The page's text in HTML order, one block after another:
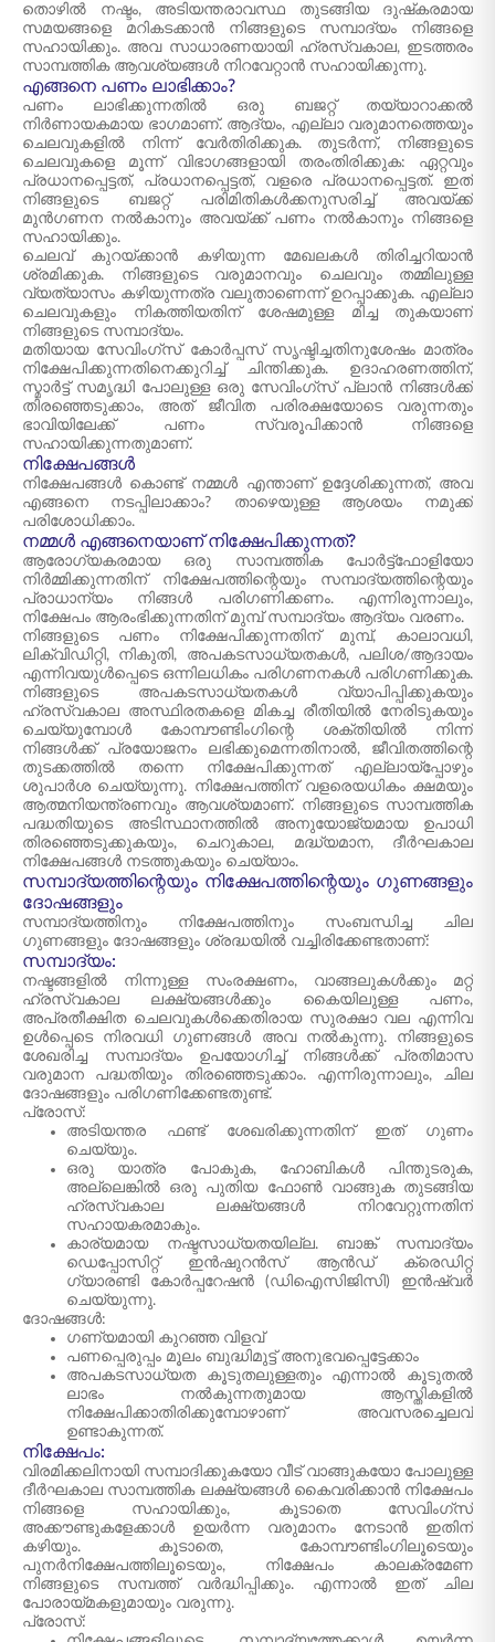
തൊഴിൽ നഷ്ടം, അടിയന്തരാവസ്ഥ തുടങ്ങിയ ദുഷ്‌കരമായ
സമയങ്ങളെ മറികടക്കാൻ നിങ്ങളുടെ സമ്പാദ്യം നിങ്ങളെ
സഹായിക്കും. അവ സാധാരണയായി ഹ്രസ്വകാല, ഇടത്തരം
സാമ്പത്തിക ആവശ്യങ്ങൾ നിറവേറ്റാൻ സഹായിക്കുന്നു.
എങ്ങനെ പണം ലാഭിക്കാം?
പണം ലാഭിക്കുന്നതിൽ ഒരു ബജറ്റ് തയ്യാറാക്കൽ
നിർണായകമായ ഭാഗമാണ്. ആദ്യം, എല്ലാ വരുമാനത്തെയും
ചെലവുകളിൽ നിന്ന് വേർതിരിക്കുക. തുടർന്ന്, നിങ്ങളുടെ
ചെലവുകളെ മൂന്ന് വിഭാഗങ്ങളായി തരംതിരിക്കുക: ഏറ്റവും
പ്രധാനപ്പെട്ടത്, പ്രധാനപ്പെട്ടത്, വളരെ പ്രധാനപ്പെട്ടത്. ഇത്
നിങ്ങളുടെ ബജറ്റ് പരിമിതികൾക്കനുസരിച്ച് അവയ്ക്ക്
മുൻഗണന നൽകാനും അവയ്ക്ക് പണം നൽകാനും നിങ്ങളെ
സഹായിക്കും.
ചെലവ് കുറയ്ക്കാൻ കഴിയുന്ന മേഖലകൾ തിരിച്ചറിയാൻ
ശ്രമിക്കുക. നിങ്ങളുടെ വരുമാനവും ചെലവും തമ്മിലുള്ള
വ്യത്യാസം കഴിയുന്നത്ര വലുതാണെന്ന് ഉറപ്പാക്കുക. എല്ലാ
ചെലവുകളും നികത്തിയതിന് ശേഷമുള്ള മിച്ച തുകയാണ്
നിങ്ങളുടെ സമ്പാദ്യം.
മതിയായ സേവിംഗ്സ് കോർപ്പസ് സൃഷ്ടിച്ചതിനുശേഷം മാത്രം
നിക്ഷേപിക്കുന്നതിനെക്കുറിച്ച് ചിന്തിക്കുക. ഉദാഹരണത്തിന്,
സ്മാർട്ട് സമൃദ്ധി പോലുള്ള ഒരു സേവിംഗ്സ് പ്ലാൻ നിങ്ങൾക്ക്
തിരഞ്ഞെടുക്കാം, അത് ജീവിത പരിരക്ഷയോടെ വരുന്നതും
ഭാവിയിലേക്ക് പണം സ്വരൂപിക്കാൻ നിങ്ങളെ
സഹായിക്കുന്നതുമാണ്.
നിക്ഷേപങ്ങൾ
നിക്ഷേപങ്ങൾ കൊണ്ട് നമ്മൾ എന്താണ് ഉദ്ദേശിക്കുന്നത്, അവ
എങ്ങനെ നടപ്പിലാക്കാം? താഴെയുള്ള ആശയം നമുക്ക്
പരിശോധിക്കാം.
നമ്മൾ എങ്ങനെയാണ് നിക്ഷേപിക്കുന്നത്?
ആരോഗ്യകരമായ ഒരു സാമ്പത്തിക പോർട്ട്ഫോളിയോ
നിർമ്മിക്കുന്നതിന് നിക്ഷേപത്തിന്റെയും സമ്പാദ്യത്തിന്റെയും
പ്രാധാന്യം നിങ്ങൾ പരിഗണിക്കണം. എന്നിരുന്നാലും,
നിക്ഷേപം ആരംഭിക്കുന്നതിന് മുമ്പ് സമ്പാദ്യം ആദ്യം വരണം.
നിങ്ങളുടെ പണം നിക്ഷേപിക്കുന്നതിന് മുമ്പ്, കാലാവധി,
ലിക്വിഡിറ്റി, നികുതി, അപകടസാധ്യതകൾ, പലിശ/ആദായം
എന്നിവയുൾപ്പെടെ ഒന്നിലധികം പരിഗണനകൾ പരിഗണിക്കുക.
നിങ്ങളുടെ അപകടസാധ്യതകൾ വ്യാപിപ്പിക്കുകയും
ഹ്രസ്വകാല അസ്ഥിരതകളെ മികച്ച രീതിയിൽ നേരിടുകയും
ചെയ്യുമ്പോൾ കോമ്പൗണ്ടിംഗിന്റെ ശക്തിയിൽ നിന്ന്
നിങ്ങൾക്ക് പ്രയോജനം ലഭിക്കുമെന്നതിനാൽ, ജീവിതത്തിന്റെ
തുടക്കത്തിൽ തന്നെ നിക്ഷേപിക്കുന്നത് എല്ലായ്പ്പോഴും
ശുപാർശ ചെയ്യുന്നു. നിക്ഷേപത്തിന് വളരെയധികം ക്ഷമയും
ആത്മനിയന്ത്രണവും ആവശ്യമാണ്. നിങ്ങളുടെ സാമ്പത്തിക
പദ്ധതിയുടെ അടിസ്ഥാനത്തിൽ അനുയോജ്യമായ ഉപാധി
തിരഞ്ഞെടുക്കുകയും, ചെറുകാല, മദ്ധ്യമാന, ദീർഘകാല
നിക്ഷേപങ്ങൾ നടത്തുകയും ചെയ്യാം.
സമ്പാദ്യത്തിന്റെയും നിക്ഷേപത്തിന്റെയും ഗുണങ്ങളും
ദോഷങ്ങളും
സമ്പാദ്യത്തിനും നിക്ഷേപത്തിനും സംബന്ധിച്ച ചില
ഗുണങ്ങളും ദോഷങ്ങളും ശ്രദ്ധയിൽ വച്ചിരിക്കേണ്ടതാണ്:
സമ്പാദ്യം:
നഷ്ടങ്ങളിൽ നിന്നുള്ള സംരക്ഷണം, വാങ്ങലുകൾക്കും മറ്റ്
ഹ്രസ്വകാല ലക്ഷ്യങ്ങൾക്കും കൈയിലുള്ള പണം,
അപ്രതീക്ഷിത ചെലവുകൾക്കെതിരായ സുരക്ഷാ വല എന്നിവ
ഉൾപ്പെടെ നിരവധി ഗുണങ്ങൾ അവ നൽകുന്നു. നിങ്ങളുടെ
ശേഖരിച്ച സമ്പാദ്യം ഉപയോഗിച്ച് നിങ്ങൾക്ക് പ്രതിമാസ
വരുമാന പദ്ധതിയും തിരഞ്ഞെടുക്കാം. എന്നിരുന്നാലും, ചില
ദോഷങ്ങളും പരിഗണിക്കേണ്ടതുണ്ട്.
പ്രോസ്:
അടിയന്തര ഫണ്ട് ശേഖരിക്കുന്നതിന് ഇത് ഗുണം
ചെയ്യും.
ഒരു യാത്ര പോകുക, ഹോബികൾ പിന്തുടരുക,
അല്ലെങ്കിൽ ഒരു പുതിയ ഫോൺ വാങ്ങുക തുടങ്ങിയ
ഹ്രസ്വകാല ലക്ഷ്യങ്ങൾ നിറവേറ്റുന്നതിന്
സഹായകരമാകും.
കാര്യമായ നഷ്ടസാധ്യതയില്ല. ബാങ്ക് സമ്പാദ്യം
ഡെപ്പോസിറ്റ് ഇൻഷുറൻസ് ആൻഡ് ക്രെഡിറ്റ്
ഗ്യാരണ്ടി കോർപ്പറേഷൻ (ഡിഐസിജിസി) ഇൻഷ്വർ
ചെയ്യുന്നു.
ദോഷങ്ങൾ:
ഗണ്യമായി കുറഞ്ഞ വിളവ്
പണപ്പെരുപ്പം മൂലം ബുദ്ധിമുട്ട് അനുഭവപ്പെട്ടേക്കാം
അപകടസാധ്യത കൂടുതലുള്ളതും എന്നാൽ കൂടുതൽ
ലാഭം നൽകുന്നതുമായ ആസ്തികളിൽ
നിക്ഷേപിക്കാതിരിക്കുമ്പോഴാണ് അവസരച്ചെലവ്
ഉണ്ടാകുന്നത്.
നിക്ഷേപം:
വിരമിക്കലിനായി സമ്പാദിക്കുകയോ വീട് വാങ്ങുകയോ പോലുള്ള
ദീർഘകാല സാമ്പത്തിക ലക്ഷ്യങ്ങൾ കൈവരിക്കാൻ നിക്ഷേപം
നിങ്ങളെ സഹായിക്കും, കൂടാതെ സേവിംഗ്സ്
അക്കൗണ്ടുകളേക്കാൾ ഉയർന്ന വരുമാനം നേടാൻ ഇതിന്
കഴിയും. കൂടാതെ, കോമ്പൗണ്ടിംഗിലൂടെയും
പുനർനിക്ഷേപത്തിലൂടെയും, നിക്ഷേപം കാലക്രമേണ
നിങ്ങളുടെ സമ്പത്ത് വർദ്ധിപ്പിക്കും. എന്നാൽ ഇത് ചില
പോരായ്മകളുമായും വരുന്നു.
പ്രോസ്: